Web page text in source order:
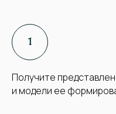
Получите
и модели ее